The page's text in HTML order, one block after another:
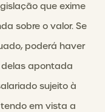
que exime
sobre o valor. Se
poderá haver
apontada
sujeito à
em vista a